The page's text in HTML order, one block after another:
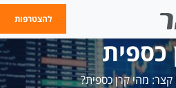
להצטרפות
כספית
קצר: מהי קרן כספית?